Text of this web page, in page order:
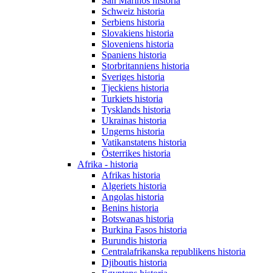
Schweiz historia
Serbiens historia
Slovakiens historia
Sloveniens historia
Spaniens historia
Storbritanniens historia
Sveriges historia
Tjeckiens historia
Turkiets historia
Tysklands historia
Ukrainas historia
Ungerns historia
Vatikanstatens historia
Österrikes historia
Afrika - historia
Afrikas historia
Algeriets historia
Angolas historia
Benins historia
Botswanas historia
Burkina Fasos historia
Burundis historia
Centralafrikanska republikens historia
Djiboutis historia